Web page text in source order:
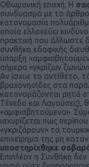
Οθωμανική εποχή. Η
συνδυασμό με το άρθρο
κατονομασία
οποία ελλοχεύει
πρακτική που άλλωστε
συνθήκη εδαφικής
ύπαρξη
σήμερα «γκρίζων
Αν ίσχυε το αντίθετο,
βραχονησίδες στα
κατονομάζονται ρητά
Τένεδο και Λαγούσες),
«αμφισβητούμενα».
ισχυρίζεται πως
«γκριζάρουν» τα
επιχείρημα της μη
υποστηρίχθηκε
Επιπλέον η Συνθήκη δεν